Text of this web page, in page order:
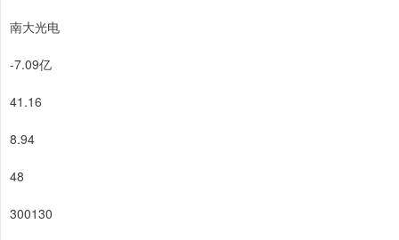
南大光电
-7.09亿
41.16
8.94
48
300130